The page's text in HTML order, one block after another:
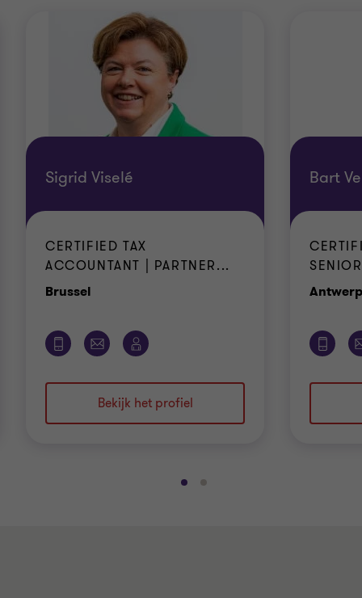
Sigrid Viselé
CERTIFIED TAX
ACCOUNTANT | PARTNER...
Brussel
Bekijk het profiel
Bart
GaGa